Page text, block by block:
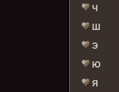
Ч
Ш
Э
Ю
Я